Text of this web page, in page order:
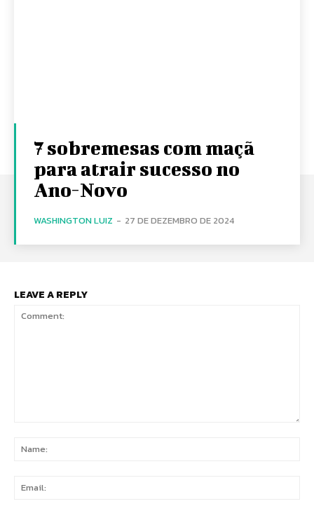
7 sobremesas com maçã
para atrair sucesso no
Ano-Novo
WASHINGTON LUIZ - 27 DE DEZEMBRO DE 2024
LEAVE A REPLY